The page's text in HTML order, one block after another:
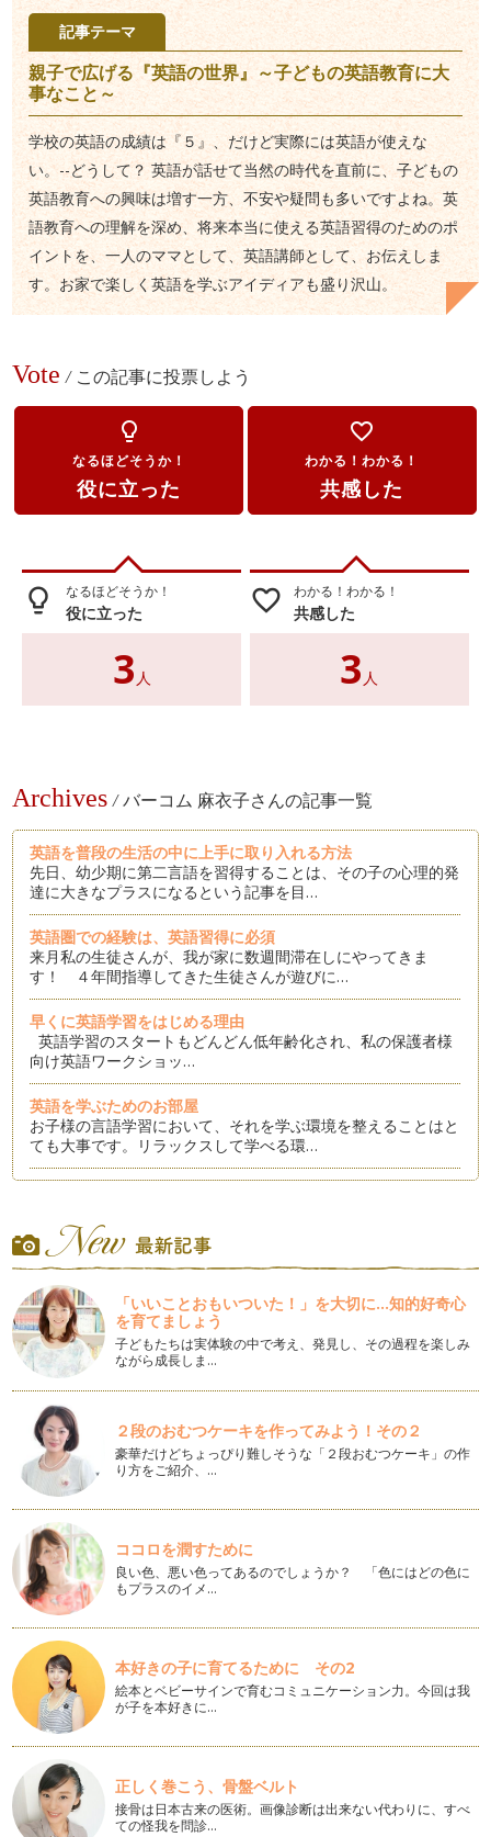
記事テーマ
親子で広げる『英語の世界』～子どもの英語教育に大
事なこと～
学校の英語の成績は『５』、だけど実際には英語が使えな
い。--どうして？ 英語が話せて当然の時代を直前に、子どもの
英語教育への興味は増す一方、不安や疑問も多いですよね。英
語教育への理解を深め、将来本当に使える英語習得のためのポ
イントを、一人のママとして、英語講師として、お伝えしま
す。お家で楽しく英語を学ぶアイディアも盛り沢山。
Vote / この記事に投票しよう
lightbulb_outline
なるほどそうか！
役に立った
favorite_border
わかる！わかる！
共感した
lightbulb_outline なるほどそうか！
役に立った
3 人
favorite_border わかる！わかる！
共感した
3 人
Archives / バーコム 麻衣子さんの記事一覧
英語を普段の生活の中に上手に取り入れる方法
先日、幼少期に第二言語を習得することは、その子の心理的発
達に大きなプラスになるという記事を目…
英語圏での経験は、英語習得に必須
来月私の生徒さんが、我が家に数週間滞在しにやってきま
す！ ４年間指導してきた生徒さんが遊びに…
早くに英語学習をはじめる理由
英語学習のスタートもどんどん低年齢化され、私の保護者様
向け英語ワークショッ…
英語を学ぶためのお部屋
お子様の言語学習において、それを学ぶ環境を整えることはと
ても大事です。リラックスして学べる環…
ィンがありますね。ハロウィンのイベン…
ホリデーシーズンを前に：文化学習のヒント
日本はまだ蒸し暑い日々が続いているのでしょうか？ 私の
住むニューヨーク州北…
パパとママだけで英語の指導は可能？
普段アメリカに住んでいる私ですが、今日本に帰省していま
す。帰省中、英語のワークショップを通し…
子どもの英語学習、子ども任せではダメ
「私も英語が堪能だったら、子どもにも沢山教えてあげられた
のに〜。」と呟くパパとママ。英語が苦…
英語のレッスン：プライベートVS. グループ
自分の英語教室をもっと良くしていくために、レッスンスタイ
ルについていろいろと考えていました。…
お家での英語学習法：単語ゲーム
「英語のお勉強をさせようと思っても、子どもが嫌がってやっ
てくれません。どうしたらいいでしょう…
リンガ・フランカとしての英語
「English as a Lingua Franca（リンガ・フランカとしての英
語）」とい…
英語を学ぶ理由
今回の記事が、連載２年目のはじめての記事になります。これ
からも『英語を学ぶ』をトピックに、い…
「いいことおもいついた！」を大切に...知的好奇心
を育てましょう
子どもたちは実体験の中で考え、発見し、その過程を楽しみ
ながら成長しま…
２段のおむつケーキを作ってみよう！その２
豪華だけどちょっぴり難しそうな「２段おむつケーキ」の作
り方をご紹介、…
ココロを潤すために
良い色、悪い色ってあるのでしょうか？ 「色にはどの色に
もプラスのイメ…
本好きの子に育てるために その2
絵本とベビーサインで育むコミュニケーション力。今回は我
が子を本好きに…
正しく巻こう、骨盤ベルト
接骨は日本古来の医術。画像診断は出来ない代わりに、すべ
ての怪我を問診…